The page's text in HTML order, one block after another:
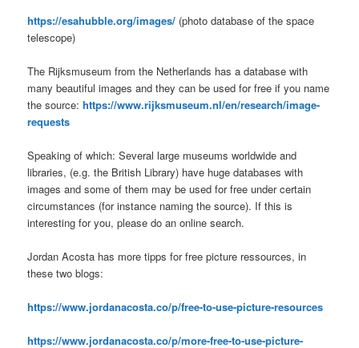
https://esahubble.org/images/ (photo database of the space
telescope)
The Rijksmuseum from the Netherlands has a database with
many beautiful images and they can be used for free if you name
the source:https://www.rijksmuseum.nl/en/research/image-
requests
Speaking of which: Several large museums worldwide and
libraries, (e.g. the British Library) have huge databases with
images and some of them may be used for free under certain
circumstances (for instance naming the source). If this is
interesting for you, please do an online search.
Jordan Acosta has more tipps for free picture ressources, in
these two blogs:
https://www.jordanacosta.co/p/free-to-use-picture-resources
https://www.jordanacosta.co/p/more-free-to-use-picture-